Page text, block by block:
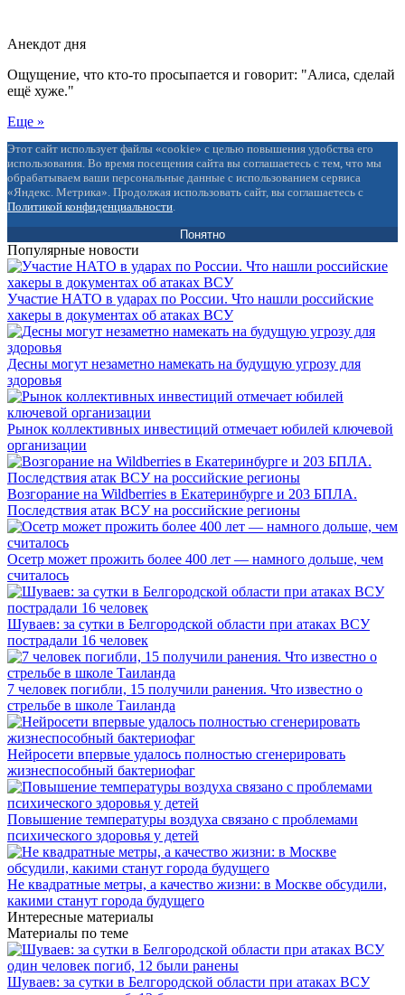
Анекдот дня
Ощущение, что кто-то просыпается и говорит: "Алиса, сделай
ещё хуже."
Еще »
Этот сайт использует файлы «cookie» с целью повышения удобства его
использования. Во время посещения сайта вы соглашаетесь с тем, что мы
обрабатываем ваши персональные данные с использованием сервиса
«Яндекс. Метрика». Продолжая использовать сайт, вы соглашаетесь с
Политикой конфиденциальности
Понятно
Популярные новости
Участие НАТО в ударах по России. Что нашли российские
хакеры в документах об атаках ВСУ
Десны могут незаметно намекать на будущую угрозу для
здоровья
Рынок коллективных инвестиций отмечает юбилей ключевой
организации
Возгорание на Wildberries в Екатеринбурге и 203 БПЛА.
Последствия атак ВСУ на российские регионы
Осетр может прожить более 400 лет — намного дольше, чем
считалось
Шуваев: за сутки в Белгородской области при атаках ВСУ
пострадали 16 человек
7 человек погибли, 15 получили ранения. Что известно о
стрельбе в школе Таиланда
Нейросети впервые удалось полностью сгенерировать
жизнеспособный бактериофаг
Повышение температуры воздуха связано с проблемами
психического здоровья у детей
Не квадратные метры, а качество жизни: в Москве обсудили,
какими станут города будущего
Интересные материалы
Материалы по теме
Шуваев: за сутки в Белгородской области при атаках ВСУ